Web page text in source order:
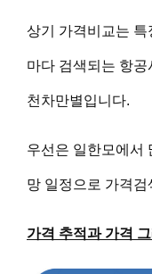
상기 가격비교는
마다 검색되는 항
천차만별입니다.
우선은 일한모에서
망 일정으로 가격
가격 추적과 가격